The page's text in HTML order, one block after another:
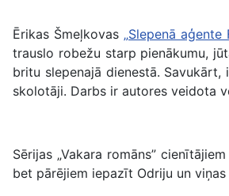
Ērikas Šmeļkovas „Slepenā aģente
trauslo robežu starp pienākumu,
britu slepenajā dienestā.
skolotāji. Darbs ir autores veidota
Sērijas „Vakara romāns”
bet pārējiem iepazīt Odriju un